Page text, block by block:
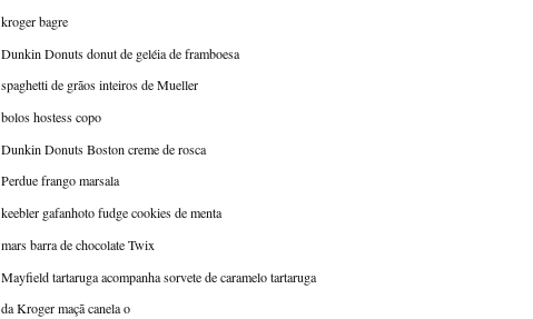
kroger bagre
Dunkin Donuts donut de geléia de framboesa
spaghetti de grãos inteiros de Mueller
bolos hostess copo
Dunkin Donuts Boston creme de rosca
Perdue frango marsala
keebler gafanhoto fudge cookies de menta
mars barra de chocolate Twix
Mayfield tartaruga acompanha sorvete de caramelo tartaruga
da Kroger maçã canela o